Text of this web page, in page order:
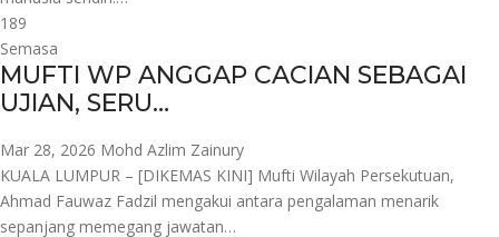
189
Semasa
MUFTI WP ANGGAP CACIAN SEBAGAI
UJIAN, SERU…
Mar 28, 2026 Mohd Azlim Zainury
KUALA LUMPUR – [DIKEMAS KINI] Mufti Wilayah Persekutuan,
Ahmad Fauwaz Fadzil mengakui antara pengalaman menarik
sepanjang memegang jawatan…